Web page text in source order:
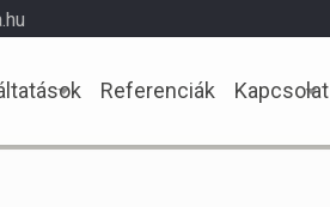
Referenciák Kapcsolat